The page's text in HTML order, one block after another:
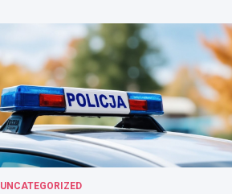
UNCATEGORIZED